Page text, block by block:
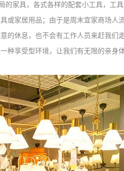
家具，各式各样的配套小工具，工
或家居用品；由于是周末宜家商场人
的休息，也不会有工作人员来赶我们
种享受型环境，让我们有无限的亲身体